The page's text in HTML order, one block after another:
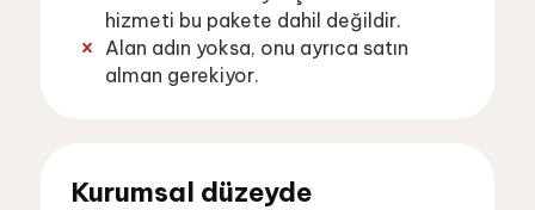
hizmeti bu pakete dahil değildir.
Alan adın yoksa, onu ayrıca satın
alman gerekiyor.
Kurumsal düzeyde